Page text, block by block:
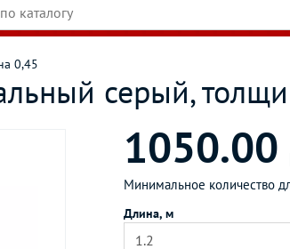
0,45
серый,
1050.00
Минимальное количество
Длина, м